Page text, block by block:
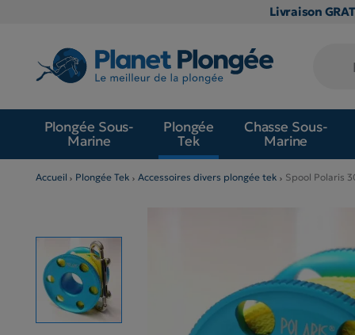
Livraison
Plongée Sous-
Marine
Plongée
Tek
Chasse Sous-
Marine
Accueil Plongée Tek Accessoires divers plongée tek Spool Polaris